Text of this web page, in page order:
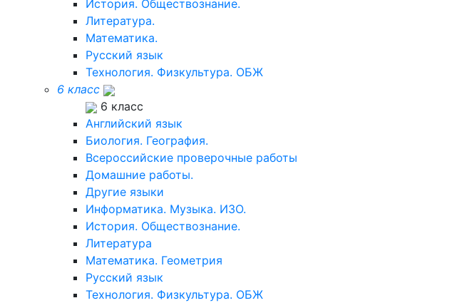
История. Обществознание.
Литература.
Математика.
Русский язык
Технология. Физкультура. ОБЖ
6 класс
6 класс
Английский язык
Биология. География.
Всероссийские проверочные работы
Домашние работы.
Другие языки
Информатика. Музыка. ИЗО.
История. Обществознание.
Литература
Математика. Геометрия
Русский язык
Технология. Физкультура. ОБЖ